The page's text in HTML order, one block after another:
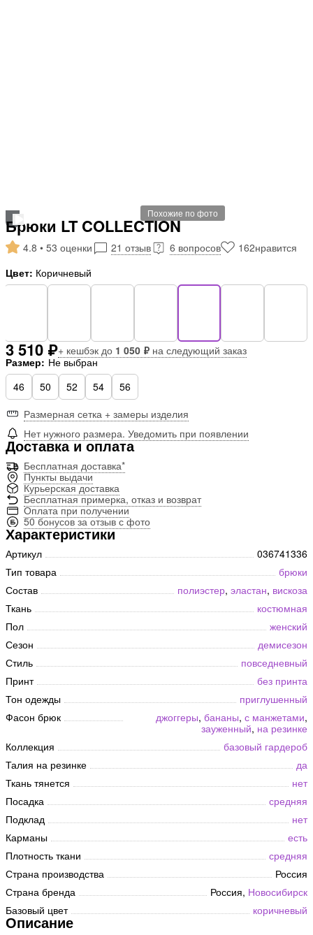
Похожие по фото
Брюки LT COLLECTION
4.8 • 53 оценки 21 отзыв 6 вопросов 162нравится
Цвет: Коричневый
3 510 ₽+ кешбэк до 1 050 ₽ на следующий заказ
Размер: Не выбран
46
50 52 54
56
Размерная сетка + замеры изделия
Нет нужного размера. Уведомить при появлении
Доставка и оплата
Бесплатная доставка*
Пункты выдачи
Курьерская доставка
Бесплатная примерка, отказ и возврат
Оплата при получении
50 бонусов за отзыв с фото
Характеристики
Артикул
036741336
Тип товара
брюки
Состав
полиэстер, эластан, вискоза
Ткань
костюмная
Пол
женский
Сезон
демисезон
Стиль
повседневный
Принт
без принта
Тон одежды
приглушенный
Фасон брюк
джоггеры, бананы, с манжетами,
зауженный, на резинке
Коллекция
базовый гардероб
Талия на резинке
да
Ткань тянется
нет
Посадка
средняя
Подклад
нет
Карманы
есть
Плотность ткани
средняя
Страна производства
Россия
Страна бренда
Россия, Новосибирск
Базовый цвет
коричневый
Описание